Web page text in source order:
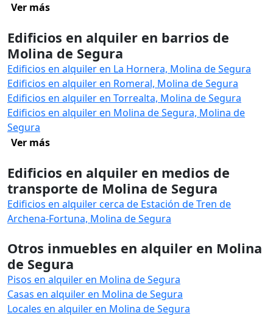
Ver más
Edificios en alquiler en barrios de
Molina de Segura
Edificios en alquiler en La Hornera, Molina de Segura
Edificios en alquiler en Romeral, Molina de Segura
Edificios en alquiler en Torrealta, Molina de Segura
Edificios en alquiler en Molina de Segura, Molina de
Segura
Ver más
Edificios en alquiler en medios de
transporte de Molina de Segura
Edificios en alquiler cerca de Estación de Tren de
Archena-Fortuna, Molina de Segura
Otros inmuebles en alquiler en Molina
de Segura
Pisos en alquiler en Molina de Segura
Casas en alquiler en Molina de Segura
Locales en alquiler en Molina de Segura